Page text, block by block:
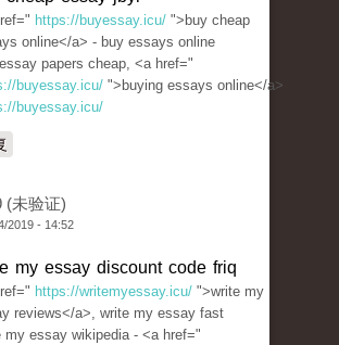
https://buyessay.icu/ ">buy cheap
online</a> - buy essays online
papers cheap, <a href="
buyessay.icu/ ">buying essays online</a>
buyessay.icu/
(未验证)
2019 - 14:52
my essay discount code friq
https://writemyessay.icu/ ">write my
reviews</a>, write my essay fast
my essay wikipedia - <a href="